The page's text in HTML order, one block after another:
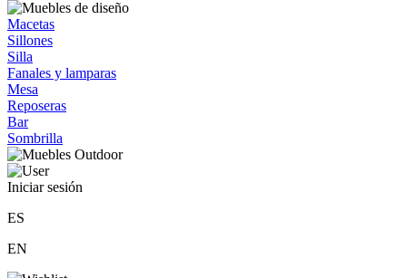
Macetas
Sillones
Silla
Fanales y lamparas
Mesa
Reposeras
Bar
Sombrilla
Iniciar sesión
ES
EN